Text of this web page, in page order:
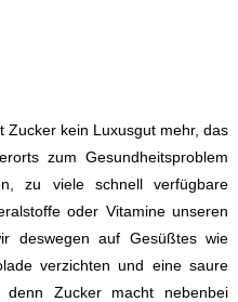
Zucker kein Luxusgut mehr, das
zum Gesundheitsproblem
zu viele schnell verfügbare
oder Vitamine unseren
deswegen auf Gesüßtes wie
verzichten und eine saure
Zucker macht nebenbei